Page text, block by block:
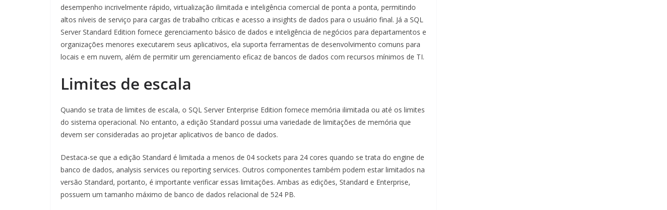
desempenho incrivelmente rápido, virtualização ilimitada e inteligência comercial de ponta a ponta, permitindo
altos níveis de serviço para cargas de trabalho críticas e acesso a insights de dados para o usuário final. Já a SQL
Server Standard Edition fornece gerenciamento básico de dados e inteligência de negócios para departamentos e
organizações menores executarem seus aplicativos, ela suporta ferramentas de desenvolvimento comuns para
locais e em nuvem, além de permitir um gerenciamento eficaz de bancos de dados com recursos mínimos de TI.
Limites de escala
Quando se trata de limites de escala, o SQL Server Enterprise Edition fornece memória ilimitada ou até os limites
do sistema operacional. No entanto, a edição Standard possui uma variedade de limitações de memória que
devem ser consideradas ao projetar aplicativos de banco de dados.
Destaca-se que a edição Standard é limitada a menos de 04 sockets para 24 cores quando se trata do engine de
banco de dados, analysis services ou reporting services. Outros componentes também podem estar limitados na
versão Standard, portanto, é importante verificar essas limitações. Ambas as edições, Standard e Enterprise,
possuem um tamanho máximo de banco de dados relacional de 524 PB.